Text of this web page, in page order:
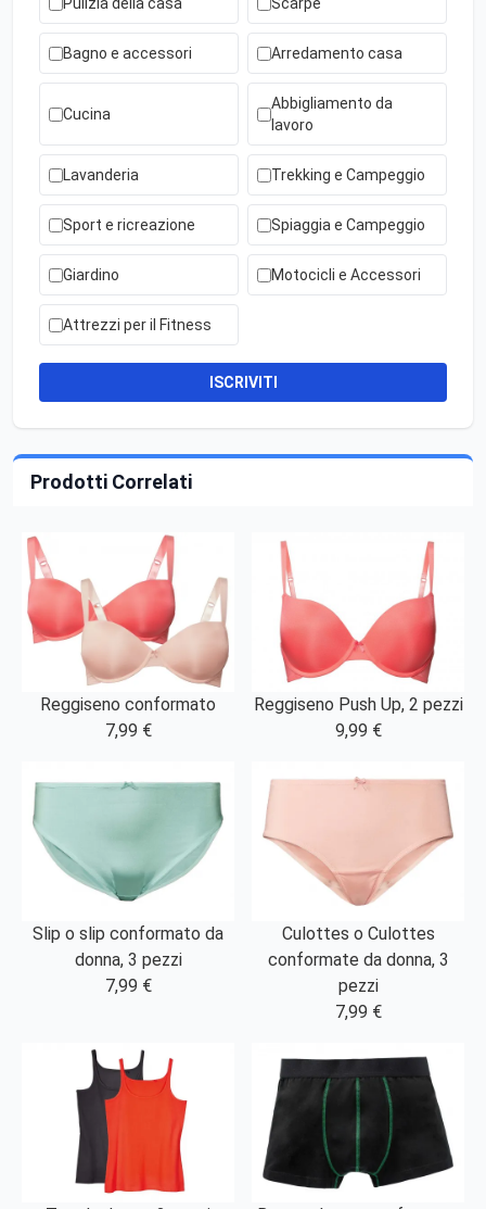
Pulizia della casa Scarpe
Bagno e accessori Arredamento casa
Cucina
Abbigliamento da
lavoro
Lavanderia Trekking e Campeggio
Sport e ricreazione Spiaggia e Campeggio
Giardino Motocicli e Accessori
Attrezzi per il Fitness
ISCRIVITI
Prodotti Correlati
Reggiseno conformato
7,99 €
Reggiseno Push Up, 2 pezzi
9,99 €
Slip o slip conformato da
donna, 3 pezzi
7,99 €
Culottes o Culottes
conformate da donna, 3
pezzi
7,99 €